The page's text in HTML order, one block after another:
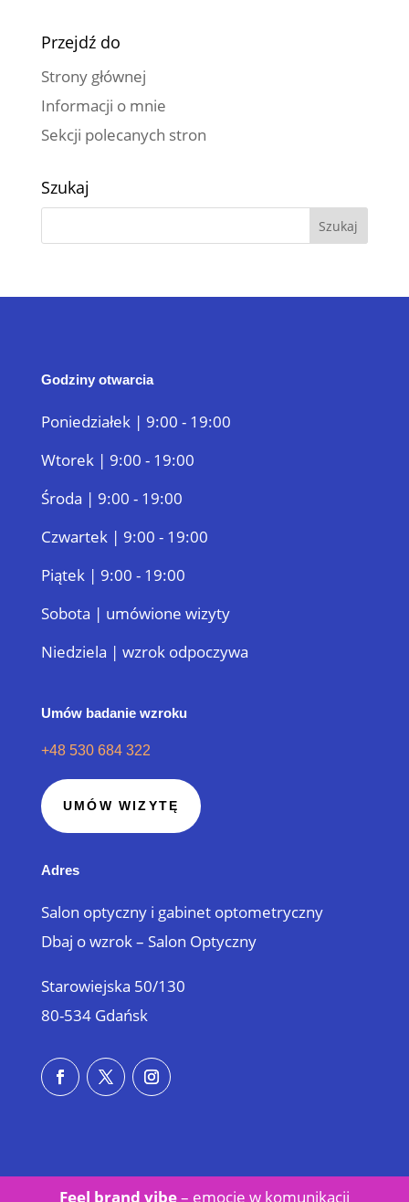
Przejdź do
Strony głównej
Informacji o mnie
Sekcji polecanych stron
Szukaj
Godziny otwarcia
Poniedziałek | 9:00 - 19:00
Wtorek | 9:00 - 19:00
Środa | 9:00 - 19:00
Czwartek | 9:00 - 19:00
Piątek | 9:00 - 19:00
Sobota | umówione wizyty
Niedziela | wzrok odpoczywa
Umów badanie wzroku
+48 530 684 322
UMÓW WIZYTĘ
Adres
Salon optyczny i gabinet optometryczny
Dbaj o wzrok – Salon Optyczny
Starowiejska 50/130
80-534 Gdańsk
Feel brand vibe– emocje wkomunikacji